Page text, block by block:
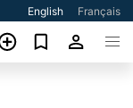
English Français